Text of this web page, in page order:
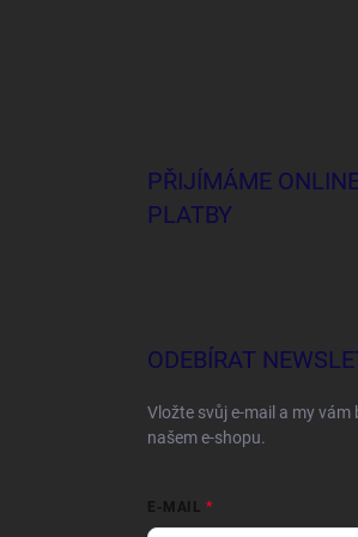
PŘIJÍMÁME
PLATBY
ODEBÍRAT
Vložte svůj e-mail a my
našem e-shopu.
E-MAIL